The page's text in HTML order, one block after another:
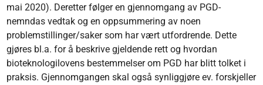
mai 2020). Deretter følger en gjennomgang av PGD-
nemndas vedtak og en oppsummering av noen
problemstillinger/saker som har vært utfordrende. Dette
gjøres bl.a. for å beskrive gjeldende rett og hvordan
bioteknologilovens bestemmelser om PGD har blitt tolket i
praksis. Gjennomgangen skal også synliggjøre ev. forskjeller